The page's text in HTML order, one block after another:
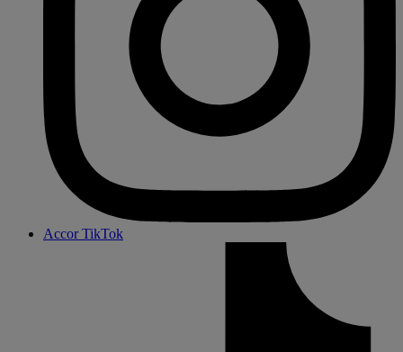
Accor TikTok